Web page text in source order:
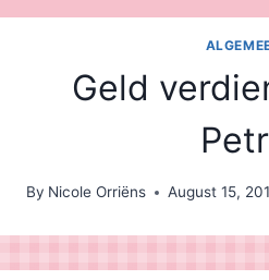
Geld
By Nicole Orriëns August 15,